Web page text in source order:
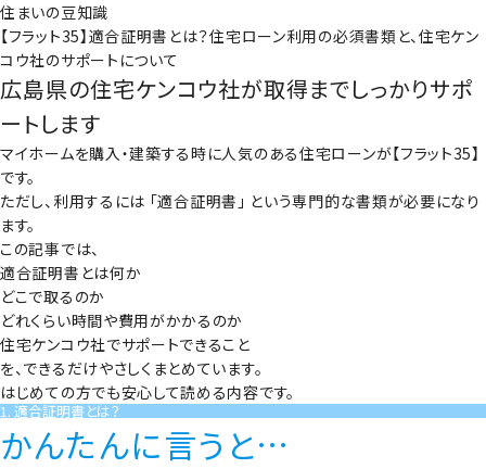
住まいの豆知識
【フラット35】適合証明書とは？住宅ローン利用の必須書類と、住宅ケン
コウ社のサポートについて
広島県の住宅ケンコウ社が取得までしっかりサポ
ートします
マイホームを購入・建築する時に人気のある住宅ローンが【フラット35】
です。
ただし、利用するには 「適合証明書」 という専門的な書類が必要になり
ます。
この記事では、
適合証明書とは何か
どこで取るのか
どれくらい時間や費用がかかるのか
住宅ケンコウ社でサポートできること
を、できるだけやさしくまとめています。
はじめての方でも安心して読める内容です。
1. 適合証明書とは？
かんたんに言うと…